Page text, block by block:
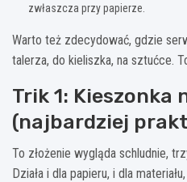
zwłaszcza przy papierze.
Warto też zdecydować, gdzie
talerza, do kieliszka, na sztućce.
Trik 1: Kieszonka
(najbardziej
To złożenie wygląda schludnie,
Działa i dla papieru, i dla